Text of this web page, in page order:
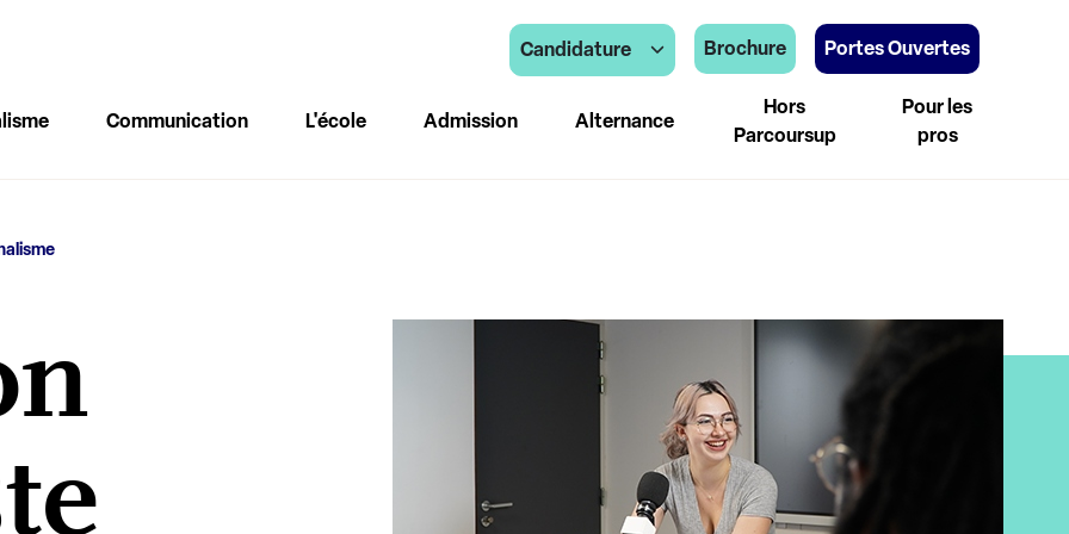
Candidature Brochure Portes Ouvertes
Communication L'école Admission Alternance
Hors
Parcoursup
Pour les
pros